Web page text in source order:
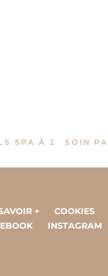
SPA À 2 SOIN
+
COOKIES
INSTAGRAM